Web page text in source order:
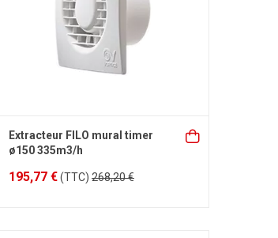
Extracteur FILO mural timer
ø150 335m3/h
195,77 €(TTC) 268,20 €